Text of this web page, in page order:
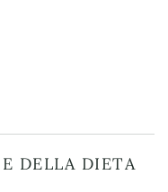
DELLA DIETA